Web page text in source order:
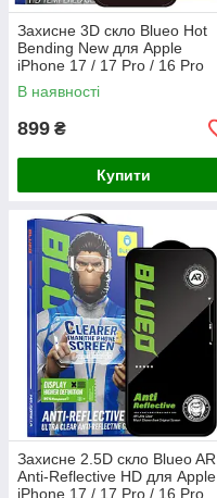
Захисне 3D скло Blueo Hot
Bending New для Apple
iPhone 17 / 17 Pro / 16 Pro
(6.3")
В наявності
899 ₴
Купити
Захисне 2.5D скло Blueo AR
Anti-Reflective HD для Apple
iPhone 17 / 17 Pro / 16 Pro